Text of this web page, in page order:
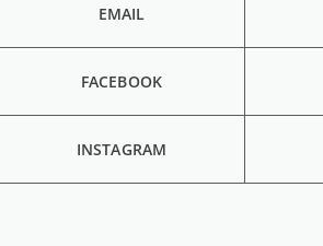
EMAIL
FACEBOOK
INSTAGRAM